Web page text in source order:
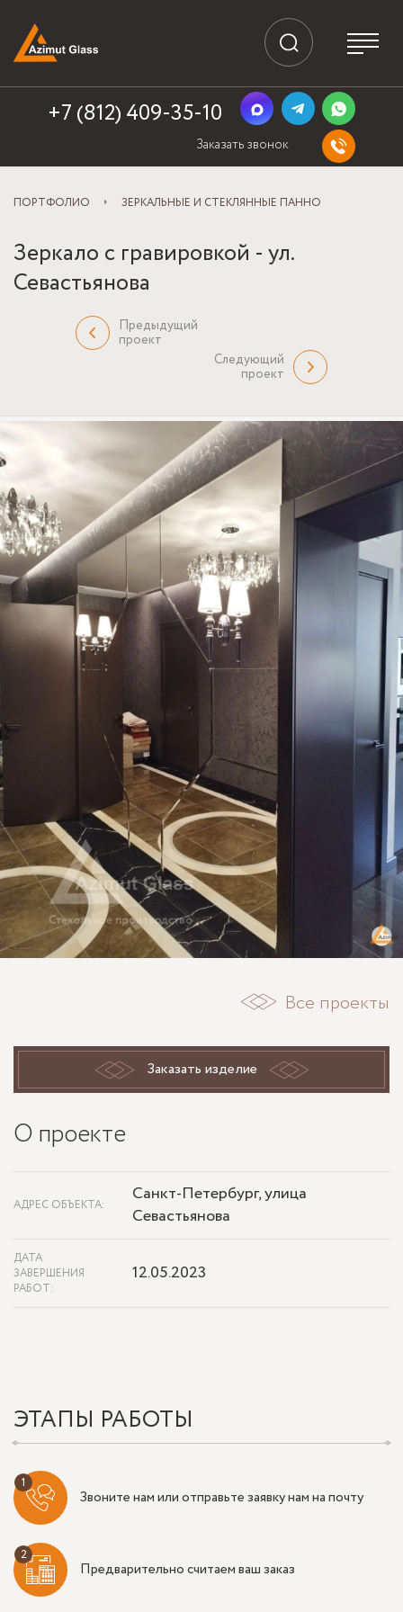
+7 (812) 409-35-10
Заказать звонок
ПОРТФОЛИО ЗЕРКАЛЬНЫЕ И СТЕКЛЯННЫЕ ПАННО
Зеркало с гравировкой - ул.
Севастьянова
Предыдущий
проект
Следующий
проект
Все проекты
Заказать изделие
О проекте
АДРЕС ОБЪЕКТА:
Санкт-Петербург, улица
Севастьянова
ДАТА
ЗАВЕРШЕНИЯ
РАБОТ:
12.05.2023
ЭТАПЫ РАБОТЫ
Звоните нам или отправьте заявку нам на почту
Предварительно считаем ваш заказ